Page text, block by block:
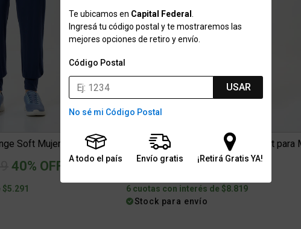
Te ubicamos en Capital Federal
Ingresá tu código postal y te mostraremos las
mejores opciones de retiro y envío.
Código Postal
USAR
No sé mi Código Postal
A todo el país Envío gratis ¡Retirá Gratis YA!
from
to
40% OFF $39.999
6 cuotas con interés de $8.819
Stock para envío